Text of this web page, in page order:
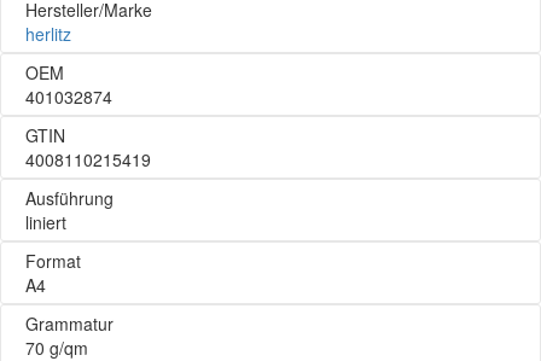
Hersteller/Marke
herlitz
OEM
401032874
GTIN
4008110215419
Ausführung
liniert
Format
A4
Grammatur
70 g/qm